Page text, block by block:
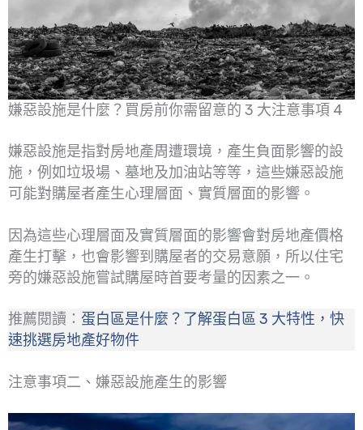
嫌惡設施是什麼？買房前你需留意的 3 大注意事項 4
嫌惡設施是指對房地產周遭環境，產生負面影響的設
施，例如垃圾場、墓地及加油站等等，這些嫌惡設施
可能對購屋者產生心理層面、實質層面的影響。
因為這些心理層面及實質層面的影響會對房地產價格
產生打擊，也會影響到購屋者的交易意願，所以住宅
旁的嫌惡設施嘗試購屋時首要考量的因素之一。
推薦閱讀： 蛋白區是什麼？了解蛋白區 3 大特性，快
速挑選房地產好物件
注意事項二、嫌惡設施產生的影響